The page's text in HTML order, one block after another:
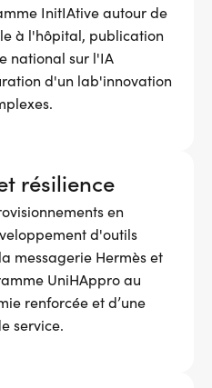
InitIAtive autour de
à l'hôpital, publication
national sur l'IA
d'un lab'innovation
résilience
en
d'outils
messagerie Hermès et
UniHAppro au
renforcée et d’une
service.